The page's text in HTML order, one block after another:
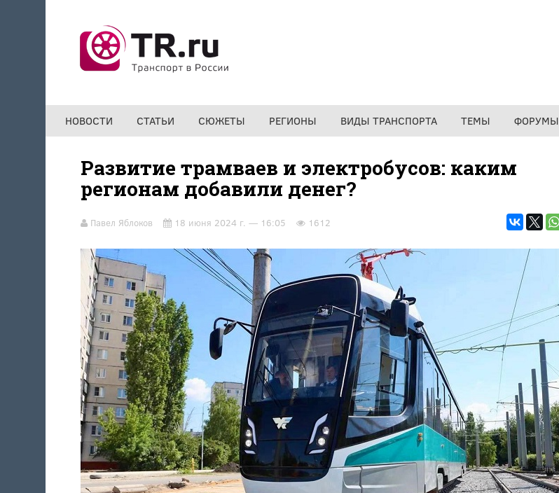
НОВОСТИ СТАТЬИ СЮЖЕТЫ РЕГИОНЫ ВИДЫ ТРАНСПОРТА ТЕМЫ ФОРУМЫ
Развитие трамваев и электробусов: каким
регионам добавили денег?
Павел Яблоков 18 июня 2024 г. — 16:05 1612